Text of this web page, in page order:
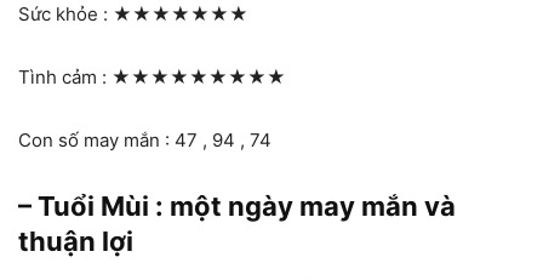
Sức khỏe : ★★★★★★★
Tình cảm : ★★★★★★★★★
Con số may mắn : 47 , 94 , 74
– Tuổi Mùi : một ngày may mắn và
thuận lợi